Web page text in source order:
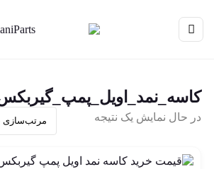
در حال نمایش یک نتیجه